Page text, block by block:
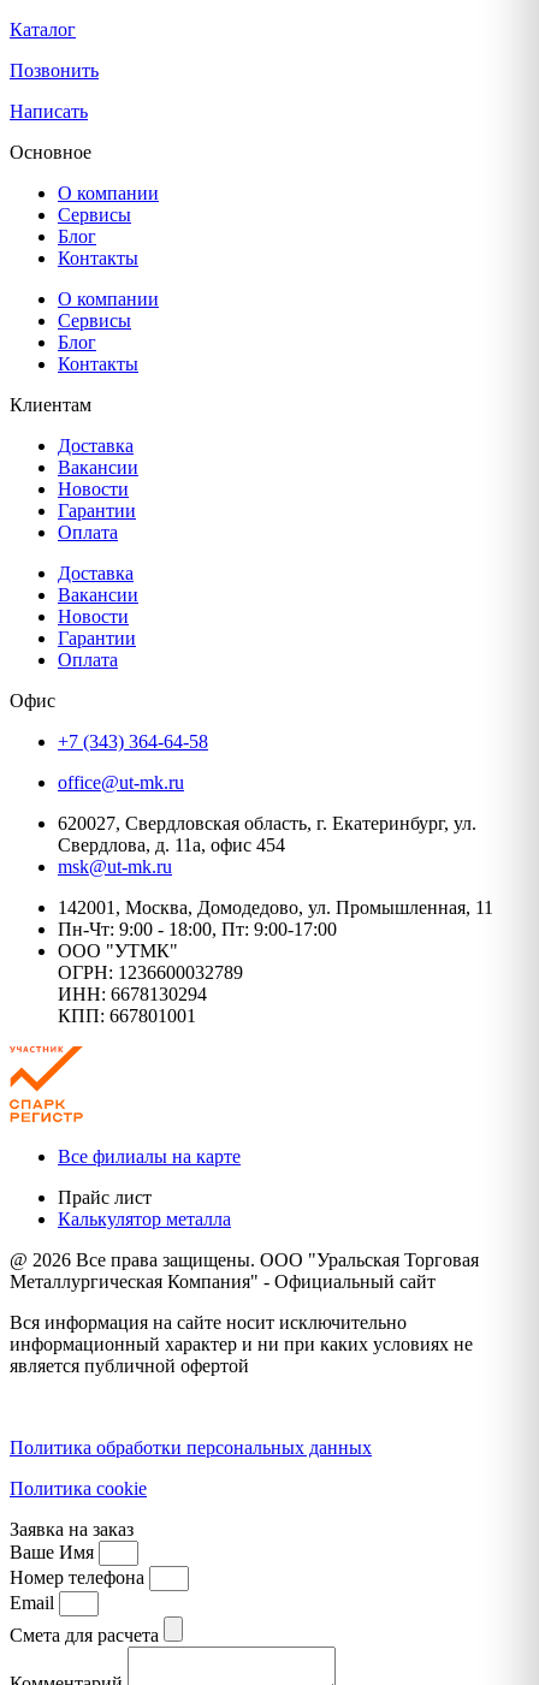
Каталог
Позвонить
Написать
Основное
О компании
Сервисы
Блог
Контакты
О компании
Сервисы
Блог
Контакты
Клиентам
Доставка
Вакансии
Новости
Гарантии
Оплата
Доставка
Вакансии
Новости
Гарантии
Оплата
Офис
+7 (343) 364-64-58
office@ut-mk.ru
620027, Свердловская область, г. Екатеринбург, ул.
Свердлова, д. 11а, офис 454
msk@ut-mk.ru
142001, Москва, Домодедово, ул. Промышленная, 11
Пн-Чт: 9:00 - 18:00, Пт: 9:00-17:00
ООО "УТМК"
ОГРН: 1236600032789
ИНН: 6678130294
КПП: 667801001
Все филиалы на карте
Прайс лист
Калькулятор металла
@ 2026 Все права защищены. ООО "Уральская Торговая
Металлургическая Компания" - Официальный сайт
Вся информация на сайте носит исключительно
информационный характер и ни при каких условиях не
является публичной офертой
Политика обработки персональных данных
Политика cookie
Заявка на заказ
Ваше Имя
Номер телефона
Email
Смета для расчета